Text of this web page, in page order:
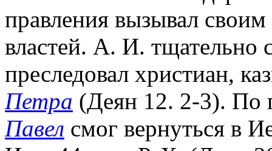
правления вызывал
властей. А. И. тщательно
преследовал христиан,
Петра (Деян 12. 2-3). По
Павел смог вернуться в